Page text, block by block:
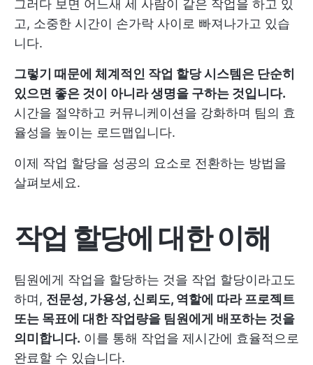
그러다 보면 어느새 세 사람이 같은 작업을 하고 있
고, 소중한 시간이 손가락 사이로 빠져나가고 있습
니다.
그렇기 때문에 체계적인 작업 할당 시스템은 단순히
있으면 좋은 것이 아니라 생명을 구하는 것입니다.
시간을 절약하고 커뮤니케이션을 강화하며 팀의 효
율성을 높이는 로드맵입니다.
이제 작업 할당을 성공의 요소로 전환하는 방법을
살펴보세요.
작업 할당에 대한 이해
팀원에게 작업을 할당하는 것을 작업 할당이라고도
하며, 전문성, 가용성, 신뢰도, 역할에 따라 프로젝트
또는 목표에 대한 작업량을 팀원에게 배포하는 것을
의미합니다. 이를 통해 작업을 제시간에 효율적으로
완료할 수 있습니다.